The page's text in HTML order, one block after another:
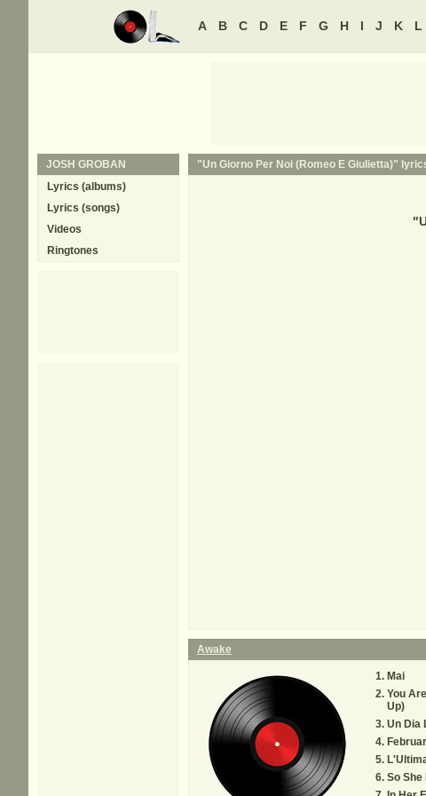
A B C D E F G H I J K L
"Un Giorno Per Noi (Romeo E Giulietta)"
"
Awake
Mai
You
Up)
Un Dia
So She
JOSH GROBAN
Lyrics (albums)
Lyrics (songs)
Videos
Ringtones